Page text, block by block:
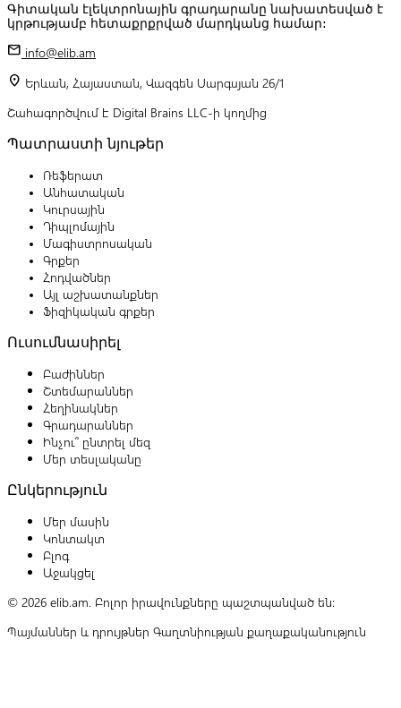
Գիտական էլեկտրոնային գրադարանը նախատեսված է
կրթությամբ հետաքրքրված մարդկանց համար:
mail info@elib.am
location_on Երևան, Հայաստան, Վազգեն Սարգսյան 26/1
Շահագործվում է Digital Brains LLC-ի կողմից
Պատրաստի նյութեր
Ռեֆերատ
Անհատական
Կուրսային
Դիպլոմային
Մագիստրոսական
Գրքեր
Հոդվածներ
Այլ աշխատանքներ
Ֆիզիկական գրքեր
Ուսումնասիրել
Բաժիններ
Շտեմարաններ
Հեղինակներ
Գրադարաններ
Ինչու՞ ընտրել մեզ
Մեր տեսլականը
Ընկերություն
Մեր մասին
Կոնտակտ
Բլոգ
Աջակցել
© 2026 elib.am. Բոլոր իրավունքները պաշտպանված են:
Պայմաններ և դրույթներ Գաղտնիության քաղաքականություն